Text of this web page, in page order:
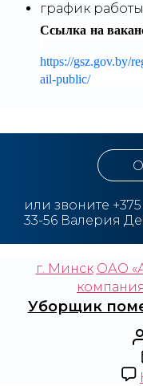
график
Ссылка на
https://gsz.gov.by/
ail-public/
или звоните
33-56 Валерия
г. Минск ОАО
Уборщик